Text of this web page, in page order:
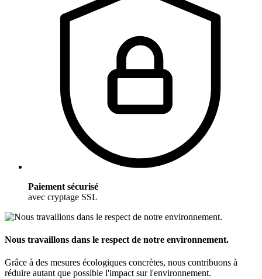
Paiement sécurisé
avec cryptage SSL
Nous travaillons dans le respect de notre environnement.
Grâce à des mesures écologiques concrètes, nous contribuons à
réduire autant que possible l'impact sur l'environnement.